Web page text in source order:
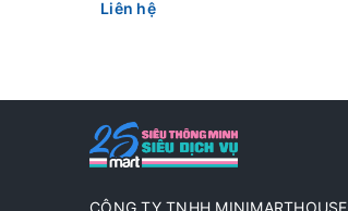
Liên hệ
CÔNG TY TNHH MINIMARTHOUSE